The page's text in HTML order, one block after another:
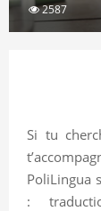
2587
Si tu
PoliLingua
: